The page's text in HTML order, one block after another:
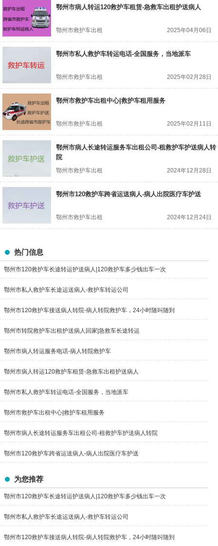
鄂州市病人转运120救护车租赁-急救车出租护送病人
鄂州市救护车出租 2025年04月06日
鄂州市私人救护车转运电话-全国服务，当地派车
鄂州市救护车出租 2025年02月28日
鄂州市救护车出租中心|救护车租用服务
鄂州市救护车出租 2025年02月11日
鄂州市病人长途转运服务车出租公司-租救护车护送病人转
院
鄂州市救护车出租 2024年12月28日
鄂州市120救护车跨省运送病人-病人出院医疗车护送
鄂州市救护车出租 2024年12月24日
热门信息
鄂州市120救护车长途转运护送病人|120救护车多少钱出车一次
鄂州市私人救护车长途运送病人-救护车转运公司
鄂州市120救护车接送病人转院-病人转院救护车，24小时随叫随到
鄂州市转院救护车出租护送病人回家|急救车长途转运
鄂州市病人转运服务电话-病人转院救护车
鄂州市病人转运120救护车租赁-急救车出租护送病人
鄂州市私人救护车转运电话-全国服务，当地派车
鄂州市救护车出租中心|救护车租用服务
鄂州市病人长途转运服务车出租公司-租救护车护送病人转院
鄂州市120救护车跨省运送病人-病人出院医疗车护送
为您推荐
鄂州市120救护车长途转运护送病人|120救护车多少钱出车一次
鄂州市私人救护车长途运送病人-救护车转运公司
鄂州市120救护车接送病人转院-病人转院救护车，24小时随叫随到